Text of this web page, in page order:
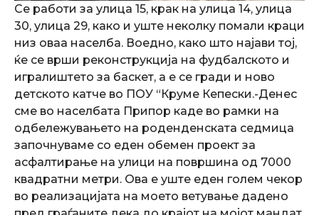
Се работи за улица 15, крак на улица 14, улица
30, улица 29, како и уште неколку помали краци
низ оваа населба. Воедно, како што најави тој,
ќе се врши реконструкција на фудбалското и
игралиштето за баскет, а е се гради и ново
детското катче во ПОУ “Круме Кепески.-Денес
сме во населбата Припор каде во рамки на
одбележувањето на роденденската седмица
започнуваме со еден обемен проект за
асфалтирање на улици на површина од 7000
квадратни метри. Ова е уште еден голем чекор
во реализацијата на моето ветување дадено